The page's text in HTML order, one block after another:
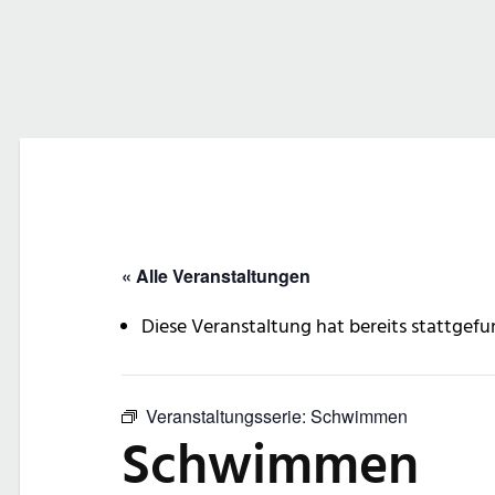
« Alle Veranstaltungen
Diese Veranstaltung hat bereits
Veranstaltungsserie: Schwimmen
Schwimmen